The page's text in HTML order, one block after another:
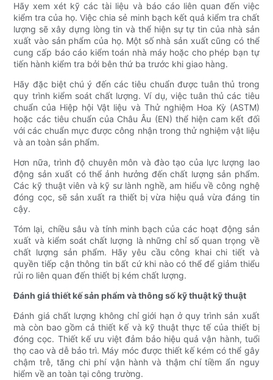
Hãy xem xét kỹ các tài liệu và báo cáo liên quan đến việc
kiểm tra của họ. Việc chia sẻ minh bạch kết quả kiểm tra chất
lượng sẽ xây dựng lòng tin và thể hiện sự tự tin của nhà sản
xuất vào sản phẩm của họ. Một số nhà sản xuất cũng có thể
cung cấp báo cáo kiểm toán nhà máy hoặc cho phép bạn tự
tiến hành kiểm tra bởi bên thứ ba trước khi giao hàng.
Hãy đặc biệt chú ý đến các tiêu chuẩn được tuân thủ trong
quy trình kiểm soát chất lượng. Ví dụ, việc tuân thủ các tiêu
chuẩn của Hiệp hội Vật liệu và Thử nghiệm Hoa Kỳ (ASTM)
hoặc các tiêu chuẩn của Châu Âu (EN) thể hiện cam kết đối
với các chuẩn mực được công nhận trong thử nghiệm vật liệu
và an toàn sản phẩm.
Hơn nữa, trình độ chuyên môn và đào tạo của lực lượng lao
động sản xuất có thể ảnh hưởng đến chất lượng sản phẩm.
Các kỹ thuật viên và kỹ sư lành nghề, am hiểu về công nghệ
đóng cọc, sẽ sản xuất ra thiết bị vừa hiệu quả vừa đáng tin
cậy.
Tóm lại, chiều sâu và tính minh bạch của các hoạt động sản
xuất và kiểm soát chất lượng là những chỉ số quan trọng về
chất lượng sản phẩm. Hãy yêu cầu công khai chi tiết và
quyền tiếp cận thông tin bất cứ khi nào có thể để giảm thiểu
rủi ro liên quan đến thiết bị kém chất lượng.
Đánh giá thiết kế sản phẩm và thông số kỹ thuật kỹ thuật
Đánh giá chất lượng không chỉ giới hạn ở quy trình sản xuất
mà còn bao gồm cả thiết kế và kỹ thuật thực tế của thiết bị
đóng cọc. Thiết kế ưu việt đảm bảo hiệu quả vận hành, tuổi
thọ cao và dễ bảo trì. Máy móc được thiết kế kém có thể gây
chậm trễ, tăng chi phí vận hành và thậm chí tiềm ẩn nguy
hiểm về an toàn tại công trường.